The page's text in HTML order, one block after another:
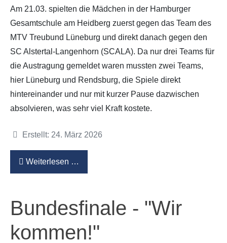
Am 21.03. spielten die Mädchen in der Hamburger
Gesamtschule am Heidberg zuerst gegen das Team des
MTV Treubund Lüneburg und direkt danach gegen den
SC Alstertal-Langenhorn (SCALA). Da nur drei Teams für
die Austragung gemeldet waren mussten zwei Teams,
hier Lüneburg und Rendsburg, die Spiele direkt
hintereinander und nur mit kurzer Pause dazwischen
absolvieren, was sehr viel Kraft kostete.
Details
Erstellt: 24. März 2026
Weiterlesen …
Bundesfinale - "Wir
kommen!"